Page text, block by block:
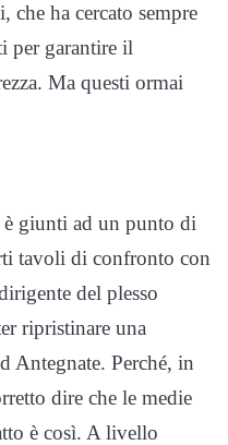
ha cercato sempre
per garantire il
Ma questi ormai
è giunti ad un punto di
tavoli di confronto con
del plesso
ripristinare una
Antegnate. Perché, in
dire che le medie
è così. A livello